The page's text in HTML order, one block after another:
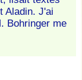
Aladin. J'ai
Bohringer me